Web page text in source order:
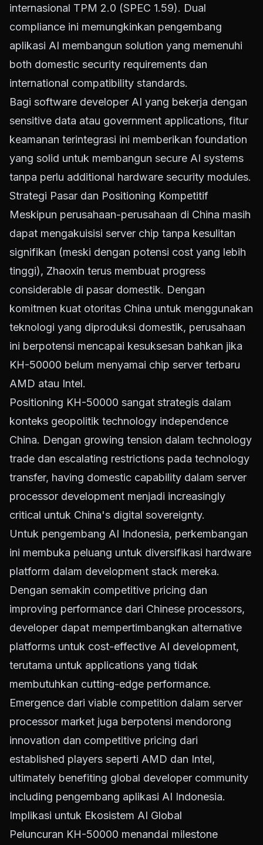
internasional TPM 2.0 (SPEC 1.59). Dual
compliance ini memungkinkan pengembang
aplikasi AI membangun solution yang memenuhi
both domestic security requirements dan
international compatibility standards.
Bagi software developer AI yang bekerja dengan
sensitive data atau government applications, fitur
keamanan terintegrasi ini memberikan foundation
yang solid untuk membangun secure AI systems
tanpa perlu additional hardware security modules.
Strategi Pasar dan Positioning Kompetitif
Meskipun perusahaan-perusahaan di China masih
dapat mengakuisisi server chip tanpa kesulitan
signifikan (meski dengan potensi cost yang lebih
tinggi), Zhaoxin terus membuat progress
considerable di pasar domestik. Dengan
komitmen kuat otoritas China untuk menggunakan
teknologi yang diproduksi domestik, perusahaan
ini berpotensi mencapai kesuksesan bahkan jika
KH-50000 belum menyamai chip server terbaru
AMD atau Intel.
Positioning KH-50000 sangat strategis dalam
konteks geopolitik technology independence
China. Dengan growing tension dalam technology
trade dan escalating restrictions pada technology
transfer, having domestic capability dalam server
processor development menjadi increasingly
critical untuk China's digital sovereignty.
Untuk pengembang AI Indonesia, perkembangan
ini membuka peluang untuk diversifikasi hardware
platform dalam development stack mereka.
Dengan semakin competitive pricing dan
improving performance dari Chinese processors,
developer dapat mempertimbangkan alternative
platforms untuk cost-effective AI development,
terutama untuk applications yang tidak
membutuhkan cutting-edge performance.
Emergence dari viable competition dalam server
processor market juga berpotensi mendorong
innovation dan competitive pricing dari
established players seperti AMD dan Intel,
ultimately benefiting global developer community
including pengembang aplikasi AI Indonesia.
Implikasi untuk Ekosistem AI Global
Peluncuran KH-50000 menandai milestone